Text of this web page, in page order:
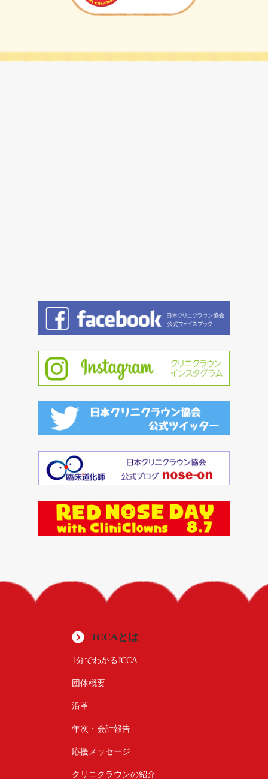
JCCAとは
1分でわかるJCCA
団体概要
沿革
年次・会計報告
応援メッセージ
クリニクラウンの紹介